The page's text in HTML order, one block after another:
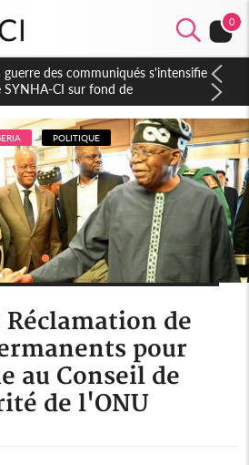
0
2026, Thiam plaide pour un
plus apaisé
POLITIQUE
de
pour
au Conseil de
de l'ONU